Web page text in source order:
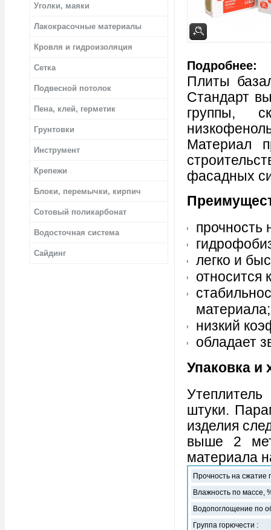
Уголки, маяки
Лакокрасочные материалы
Кровля и гидроизоляция
Сетка
Подвесной потолок
Пена, клей, герметик
Грунтовки
Инструмент
Крепежи
Блоки, перемычки, кирпич
Сотовый поликарбонат
Водосточная система
Сайдинг
Подробнее:
Плиты
Стандарт
группы,
Материал
фасадных
прочность
легко и
относится
материала;
низкий
обладает
Упаковка и
штуки.
изделия
выше 2
материала
Прочность на
Влажность по массе,
Водопоглощение по
Группа горючести :